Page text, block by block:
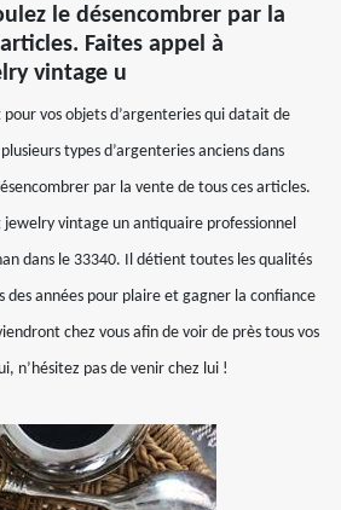
le désencombrer par la
Faites appel à
vintage u
vos objets d’argenteries qui datait de
types d’argenteries anciens dans
par la vente de tous ces articles.
jewelry vintage un antiquaire professionnel
dans le 33340. Il détient toutes les qualités
années pour plaire et gagner la confiance
chez vous afin de voir de près tous vos
n’hésitez pas de venir chez lui !